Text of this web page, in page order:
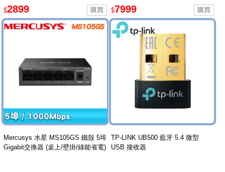
$2899 $7999
Mercusys 水星 MS105GS 鐵殼 5埠
Gigabit交換器 (桌上/壁掛/綠能省電)
TP-LINK UB500 藍牙 5.4 微型
USB 接收器